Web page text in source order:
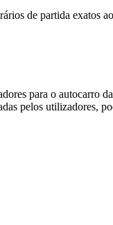
de partida exatos
para o autocarro
pelos utilizadores,